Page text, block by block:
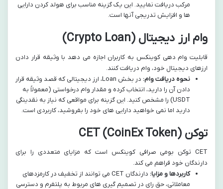
مرکب دریافت نمایید. این یک گزینه مناسب برای هولد کردن دارایی
ها و افزایش تدریجی آنها است.
وام ارز دیجیتال (Crypto Loan)
قابلیت وام دهی کوینکس به کاربران اجازه می دهد با وثیقه قرار دادن
ارزهای دیجیتال خود، وام دریافت کنند.
نحوه دریافت وام:
در بخش Loan، ارز دیجیتالی که قصد وثیقه قرار
دادن آن را دارید، انتخاب کرده و مقدار وام درخواستی (معمولاً به
USDT) را مشخص کنید. این گزینه برای مواقعی که نیاز به نقدینگی
دارید اما نمی خواهید دارایی های خود را بفروشید، کاربردی است.
توکن CET (CoinEx Token)
CET توکن بومی صرافی کوینکس است که مزایای متعددی را برای
دارندگان خود فراهم می کند.
کاربردها و مزایا:
دارندگان CET می توانند از تخفیف در کارمزدهای
معاملاتی، حق رای در تصمیم گیری های مربوط به پلتفرم و دسترسی